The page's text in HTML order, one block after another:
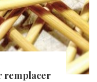
remplacer